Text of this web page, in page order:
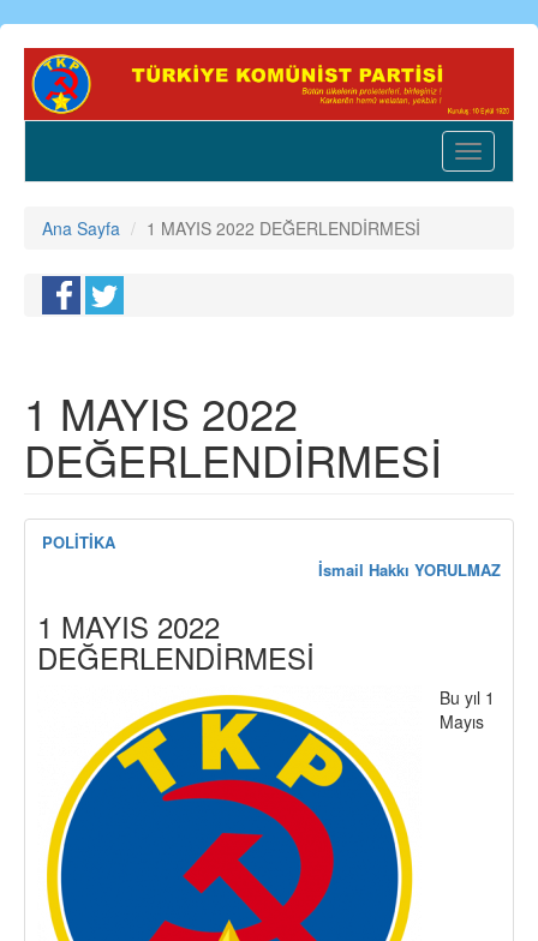
Ana
içeriğe
Toggle
Ana Sayfa 1 MAYIS 2022 DEĞERLENDİRMESİ
1 MAYIS 2022
DEĞERLENDİRMESİ
POLİTİKA
İsmail Hakkı YORULMAZ
1 MAYIS 2022
DEĞERLENDİRMESİ
Bu yıl 1
Mayıs